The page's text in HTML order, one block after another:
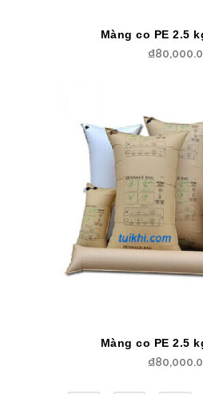
Màng co PE 2.5
₫
Màng co PE 2.5
₫